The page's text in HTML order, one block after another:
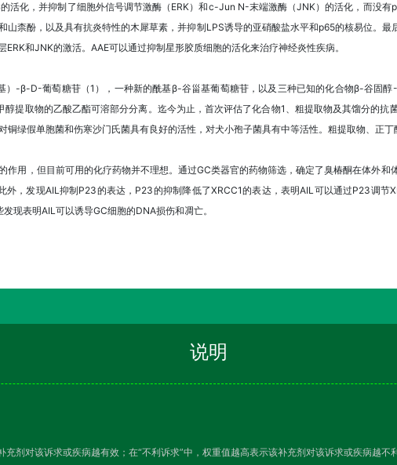
活化，并抑制了细胞外信号调节激酶（ERK）和c-Jun N-末端激酶（JNK）的活化，而没有
山柰酚，以及具有抗炎特性的木犀草素，并抑制LPS诱导的亚硝酸盐水平和p65的核易位。最
和JNK的激活。AAE可以通过抑制星形胶质细胞的活化来治疗神经炎性疾病。
-β-D-葡萄糖苷（1），一种新的酰基β-谷甾基葡萄糖苷，以及三种已知的化合物β-谷固
提取物的乙酸乙酯可溶部分分离。迄今为止，首次评估了化合物1、粗提取物及其馏分的抗
铜绿假单胞菌和伤寒沙门氏菌具有良好的活性，对犬小孢子菌具有中等活性。粗提取物、正丁
作用，但目前可用的化疗药物并不理想。通过GC类器官的药物筛选，确定了臭椿酮在体外和
外，发现AIL抑制P23的表达，P23的抑制降低了XRCC1的表达，表明AIL可以通过P23调节
现表明AIL可以诱导GC细胞的DNA损伤和凋亡。
说明
充剂对该诉求或疾病越有效；在“不利诉求”中，权重值越高表示该补充剂对该诉求或疾病越